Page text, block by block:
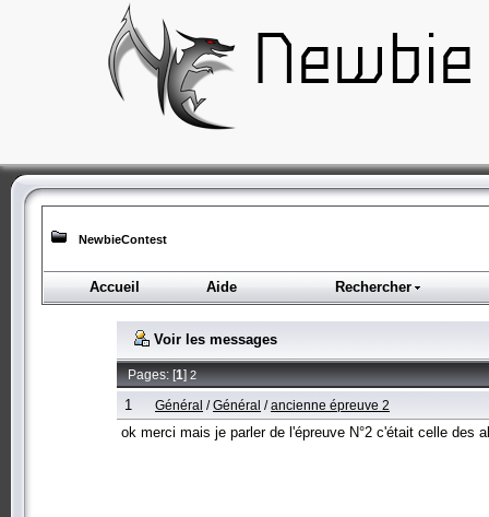
NewbieContest
Accueil Aide Rechercher
Voir les messages
Pages: [1]2
1 Général /Général /ancienne épreuve 2
ok merci mais je parler de l'épreuve N°2 c'était celle des